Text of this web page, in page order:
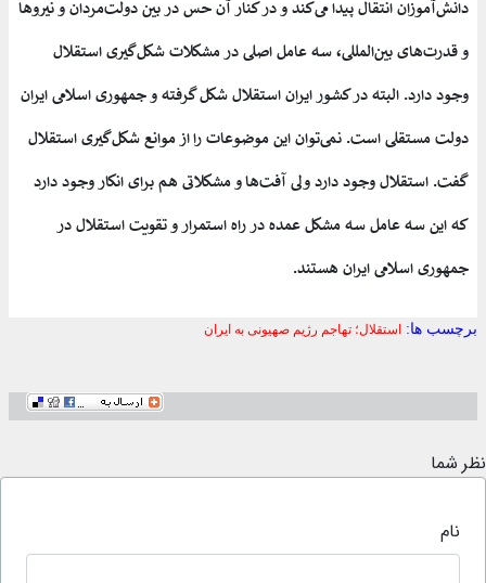
دانش‌آموزان انتقال پیدا می‌کند و در کنار آن حس در بین دولت‌مردان و نیروها
و قدرت‌های بین‌المللی، سه عامل اصلی در مشکلات شکل‌گیری استقلال
وجود دارد. البته در کشور ایران استقلال شکل گرفته و جمهوری اسلامی ایران
دولت مستقلی است. نمی‌توان این موضوعات را از موانع شکل‌گیری استقلال
گفت. استقلال وجود دارد ولی آفت‌ها و مشکلاتی هم برای انکار وجود دارد
که این سه عامل سه مشکل عمده در راه استمرار و تقویت استقلال در
جمهوری اسلامی ایران هستند.
برچسب ها: استقلال؛ تهاجم رژیم صهیونی به ایران
نظر شما
نام